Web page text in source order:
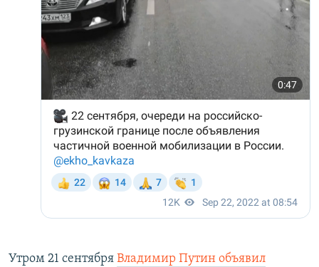
Утром 21 сентября Владимир Путин объявил